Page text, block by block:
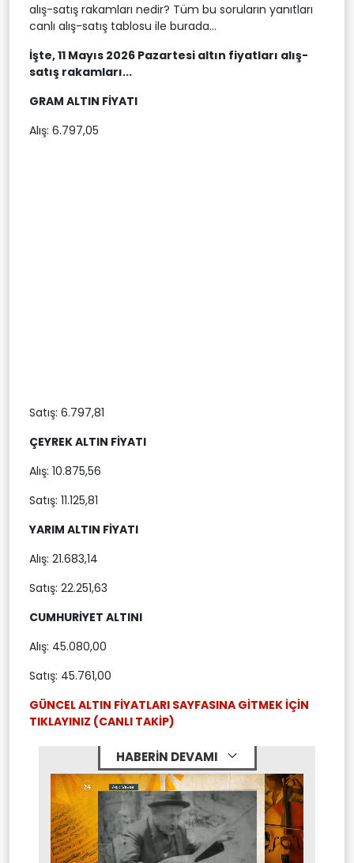
alış-satış rakamları nedir? Tüm bu soruların yanıtları
canlı alış-satış tablosu ile burada...
İşte, 11 Mayıs 2026 Pazartesi altın fiyatları alış-
satış rakamları...
GRAM ALTIN FİYATI
Alış: 6.797,05
Satış: 6.797,81
ÇEYREK ALTIN FİYATI
Alış: 10.875,56
Satış: 11.125,81
YARIM ALTIN FİYATI
Alış: 21.683,14
Satış: 22.251,63
CUMHURİYET ALTINI
Alış: 45.080,00
Satış: 45.761,00
GÜNCEL ALTIN FİYATLARI SAYFASINA GİTMEK İÇİN
TIKLAYINIZ (CANLI TAKİP)
HABERİN DEVAMI